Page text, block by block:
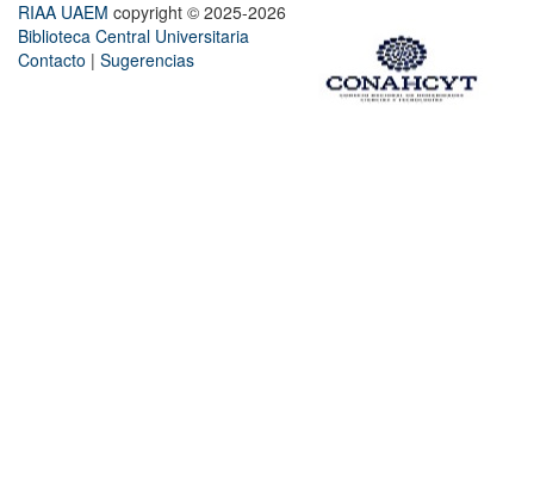
RIAA UAEM copyright © 2025-2026
Biblioteca Central Universitaria
Contacto | Sugerencias